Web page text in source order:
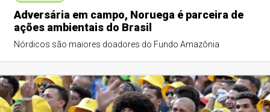
Adversária em campo, Noruega é parceira de
ações ambientais do Brasil
Nórdicos são maiores doadores do Fundo Amazônia